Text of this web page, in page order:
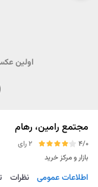
اولین
مجتمع رامین، رهام
4/0
2 رای
بازار و مرکز خرید
مسیریابی
اطلاعات عمومی نظرات